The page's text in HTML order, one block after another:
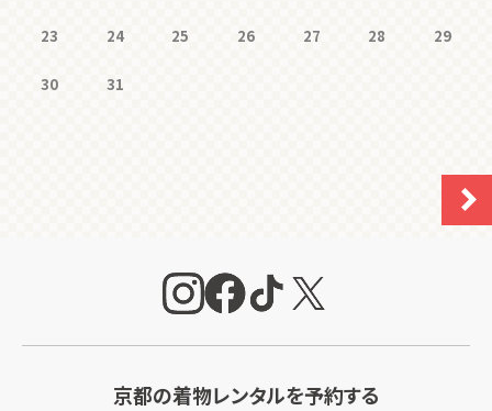
23 24 25 26 27 28 29
30 31
京都の着物レンタルを予約する